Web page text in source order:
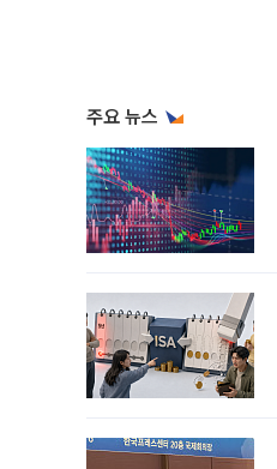
주요 뉴스